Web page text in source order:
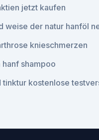
jetzt kaufen
weise der natur hanföl
knieschmerzen
shampoo
tinktur kostenlose